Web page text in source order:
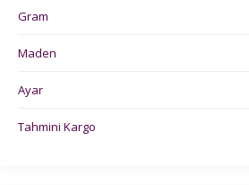
Gram
Maden
Ayar
Tahmini Kargo